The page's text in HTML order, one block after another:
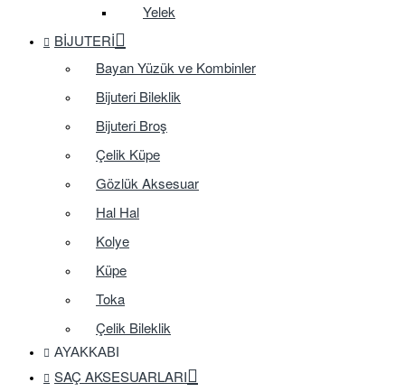
Yelek
BIJUTERI
Bayan Yüzük ve Kombinler
Bijuteri Bileklik
Bijuteri Broş
Çelik Küpe
Gözlük Aksesuar
Hal Hal
Kolye
Küpe
Toka
Çelik Bileklik
AYAKKABI
SAÇ AKSESUARLARI